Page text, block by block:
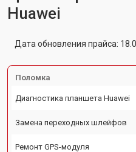
Huawei
Дата обновления прайса:
Поломка
Диагностика планшета Huawei
Замена переходных шлейфов
Ремонт GPS-модуля